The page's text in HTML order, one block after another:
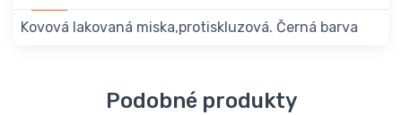
Kovová lakovaná miska,protiskluzová. Černá barva
Podobné produkty